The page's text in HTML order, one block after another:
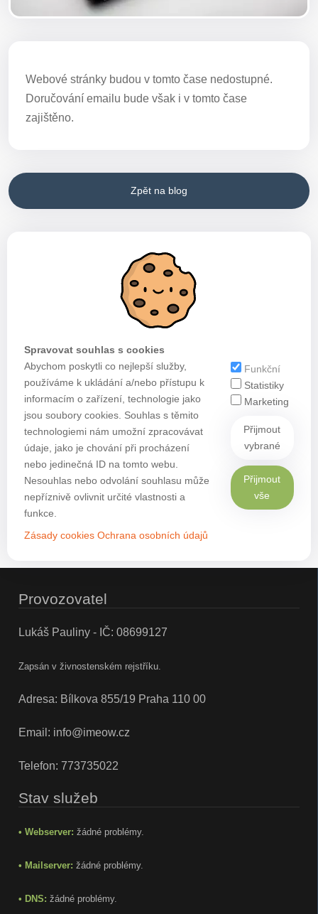
Webové stránky budou v tomto čase nedostupné.
Doručování emailu bude však i v tomto čase
zajištěno.
Zpět na blog
Spravovat souhlas s cookies
Abychom poskytli co nejlepší služby,
používáme k ukládání a/nebo přístupu k
informacím o zařízení, technologie jako
jsou soubory cookies. Souhlas s těmito
technologiemi nám umožní zpracovávat
údaje, jako je chování při procházení
nebo jedinečná ID na tomto webu.
Nesouhlas nebo odvolání souhlasu může
nepříznivě ovlivnit určité vlastnosti a
funkce.
Zásady cookies Ochrana osobních údajů
Funkční
Statistiky
Marketing
Přijmout
vybrané
Přijmout
vše
Provozovatel
Lukáš Pauliny - IČ: 08699127
Zapsán v živnostenském rejstříku.
Adresa: Bílkova 855/19 Praha 110 00
Email: info@imeow.cz
Telefon: 773735022
Stav služeb
• Webserver: žádné problémy.
• Mailserver: žádné problémy.
• DNS: žádné problémy.